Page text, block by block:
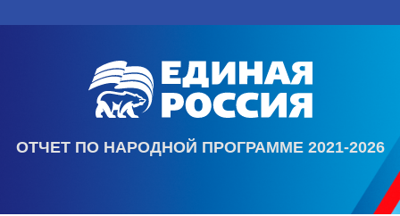
ОТЧЕТ ПО НАРОДНОЙ ПРОГРАММЕ 2021-2026